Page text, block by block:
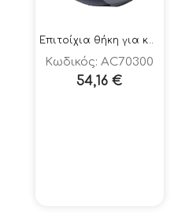
Επιτοίχια θήκη για κρεμοσάπουνο – αντισηπτικό 900ml
Κωδικός: AC70300
54,16€